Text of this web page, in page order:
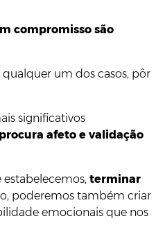
compromisso são
um dos casos, pôr
significativos
afeto e validação
terminar
poderemos também criar
emocionais que nos